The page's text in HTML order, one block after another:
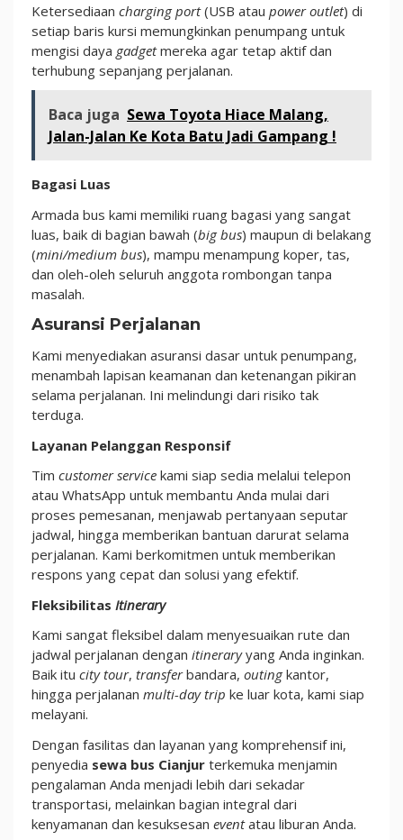
Ketersediaan charging port(USB atau power outlet) di
setiap baris kursi memungkinkan penumpang untuk
mengisi daya gadgetmereka agar tetap aktif dan
terhubung sepanjang perjalanan.
Baca juga Sewa Toyota Hiace Malang,
Jalan-Jalan Ke Kota Batu Jadi Gampang !
Bagasi Luas
Armada bus kami memiliki ruang bagasi yang sangat
luas, baik di bagian bawah (big bus) maupun di belakang
(mini/medium bus), mampu menampung koper, tas,
dan oleh-oleh seluruh anggota rombongan tanpa
masalah.
Asuransi Perjalanan
Kami menyediakan asuransi dasar untuk penumpang,
menambah lapisan keamanan dan ketenangan pikiran
selama perjalanan. Ini melindungi dari risiko tak
terduga.
Layanan Pelanggan Responsif
Tim customer service kami siap sedia melalui telepon
atau WhatsApp untuk membantu Anda mulai dari
proses pemesanan, menjawab pertanyaan seputar
jadwal, hingga memberikan bantuan darurat selama
perjalanan. Kami berkomitmen untuk memberikan
respons yang cepat dan solusi yang efektif.
Fleksibilitas Itinerary
Kami sangat fleksibel dalam menyesuaikan rute dan
jadwal perjalanan dengan itineraryyang Anda inginkan.
Baik itu city tour, transferbandara, outingkantor,
hingga perjalanan multi-day trip ke luar kota, kami siap
melayani.
Dengan fasilitas dan layanan yang komprehensif ini,
penyedia sewa bus Cianjur terkemuka menjamin
pengalaman Anda menjadi lebih dari sekadar
transportasi, melainkan bagian integral dari
kenyamanan dan kesuksesan eventatau liburan Anda.